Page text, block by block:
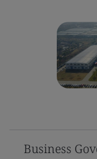
Business